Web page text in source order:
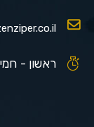
ראשון - חמישי: